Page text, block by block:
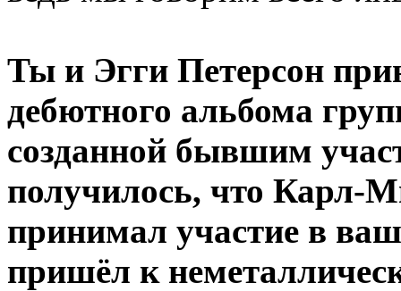
Ты и Эгги Петерсон
дебютного альбома
созданной бывшим
получилось, что Карл-
принимал участие в
пришёл к